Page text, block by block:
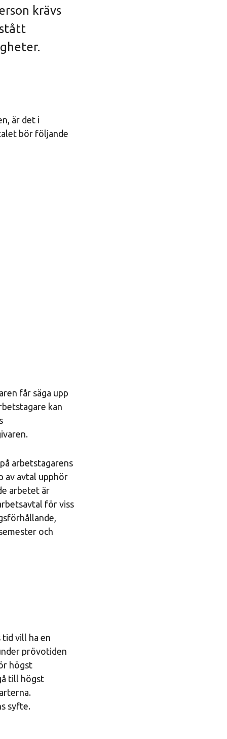
krävs
är det i
bör följande
får säga upp
kan
arbetstagarens
av avtal upphör
arbetet är
för viss
och
vill ha en
prövotiden
högst
till högst
syfte.